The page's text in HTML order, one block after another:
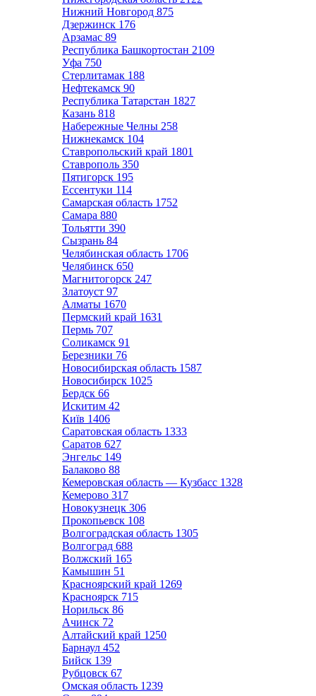
Нижний Новгород 875
Дзержинск 176
Арзамас 89
Республика Башкортостан 2109
Уфа 750
Стерлитамак 188
Нефтекамск 90
Республика Татарстан 1827
Казань 818
Набережные Челны 258
Нижнекамск 104
Ставропольский край 1801
Ставрополь 350
Пятигорск 195
Ессентуки 114
Самарская область 1752
Самара 880
Тольятти 390
Сызрань 84
Челябинская область 1706
Челябинск 650
Магнитогорск 247
Златоуст 97
Алматы 1670
Пермский край 1631
Пермь 707
Соликамск 91
Березники 76
Новосибирская область 1587
Новосибирск 1025
Бердск 66
Искитим 42
Київ 1406
Саратовская область 1333
Саратов 627
Энгельс 149
Балаково 88
Кемеровская область — Кузбасс 1328
Кемерово 317
Новокузнецк 306
Прокопьевск 108
Волгоградская область 1305
Волгоград 688
Волжский 165
Камышин 51
Красноярский край 1269
Красноярск 715
Норильск 86
Ачинск 72
Алтайский край 1250
Барнаул 452
Бийск 139
Рубцовск 67
Омская область 1239